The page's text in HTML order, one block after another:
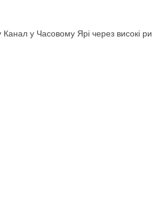
у Часовому Ярі через високі